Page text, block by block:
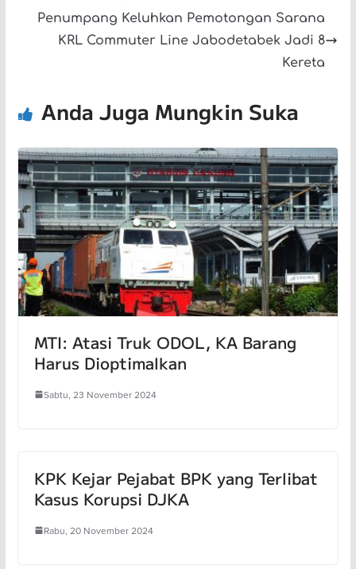
Penumpang Keluhkan Pemotongan Sarana
KRL Commuter Line Jabodetabek Jadi 8
Kereta
Anda Juga Mungkin Suka
MTI: Atasi Truk ODOL, KA Barang
Harus Dioptimalkan
Sabtu, 23 November 2024
KPK Kejar Pejabat BPK yang Terlibat
Kasus Korupsi DJKA
Rabu, 20 November 2024